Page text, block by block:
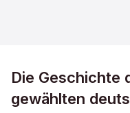
Die Geschichte
gewählten